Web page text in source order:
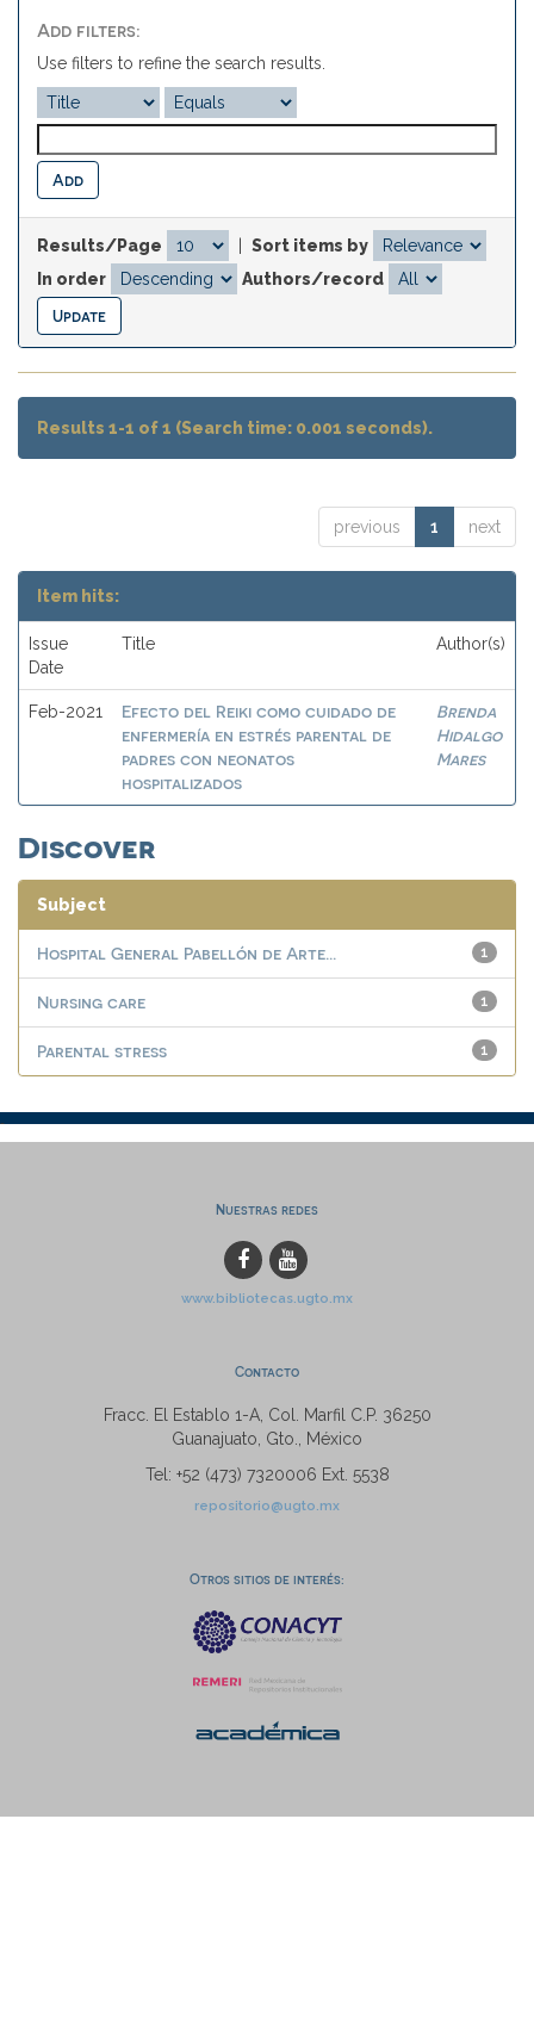
Add filters:
Use filters to refine the search results.
Results/Page
Sort items by
In order
Authors/record
Results 1-1 of 1 (Search time: 0.001 seconds).
previous 1 next
Item hits:
Issue
Date
Title Author(s)
Feb-2021
Efecto del Reiki como cuidado de
enfermería en estrés parental de
padres con neonatos
hospitalizados
Brenda
Hidalgo
Mares
Discover
Subject
1
Hospital General Pabellón de Arte...
1
Nursing care
1
Parental stress
Nuestras redes
www.bibliotecas.ugto.mx
Contacto
Fracc. El Establo 1-A, Col. Marfil C.P. 36250
Guanajuato, Gto., México
Tel: +52 (473) 7320006 Ext. 5538
repositorio@ugto.mx
Otros sitios de interés: